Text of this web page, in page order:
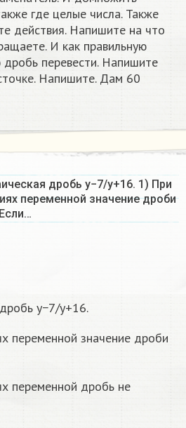
где целые числа. Также
действия. Напишите на что
И как правильную
перевести. Напишите
Напишите. Дам 60
дробь y−7/y+16. 1) При
переменной значение дроби
y−7/y+16.
переменной значение дроби
переменной дробь не